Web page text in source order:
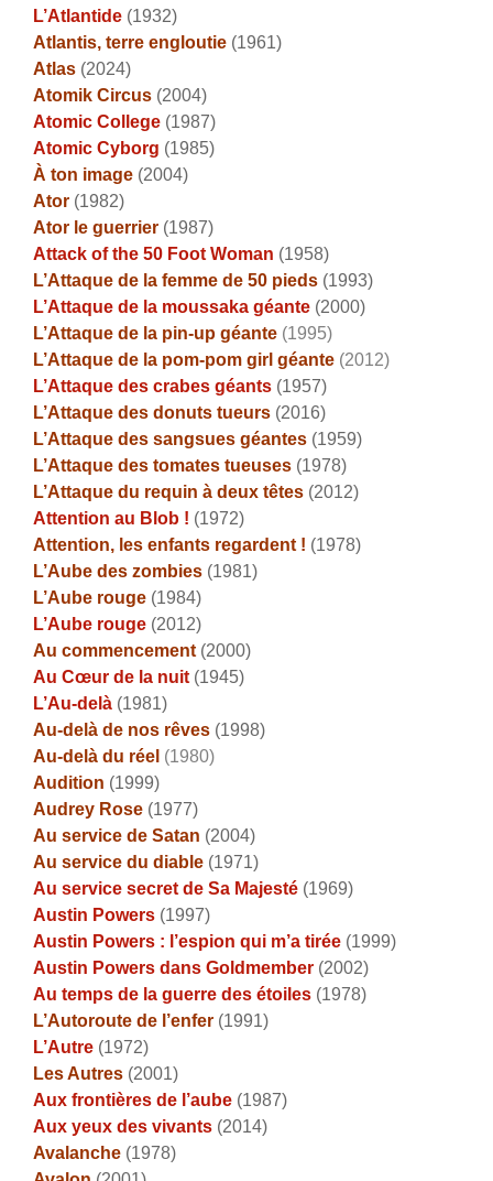
L’Atlantide (1932)
Atlantis, terre engloutie (1961)
Atlas (2024)
Atomik Circus (2004)
Atomic College (1987)
Atomic Cyborg (1985)
À ton image (2004)
Ator (1982)
Ator le guerrier (1987)
Attack of the 50 Foot Woman (1958)
L’Attaque de la femme de 50 pieds (1993)
L’Attaque de la moussaka géante (2000)
L’Attaque de la pin-up géante (1995)
L’Attaque de la pom-pom girl géante (2012)
L’Attaque des crabes géants (1957)
L’Attaque des donuts tueurs (2016)
L’Attaque des sangsues géantes (1959)
L’Attaque des tomates tueuses (1978)
L’Attaque du requin à deux têtes (2012)
Attention au Blob ! (1972)
Attention, les enfants regardent ! (1978)
L’Aube des zombies (1981)
L’Aube rouge (1984)
L’Aube rouge (2012)
Au commencement (2000)
Au Cœur de la nuit (1945)
L’Au-delà (1981)
Au-delà de nos rêves (1998)
Au-delà du réel (1980)
Audition (1999)
Audrey Rose (1977)
Au service de Satan (2004)
Au service du diable (1971)
Au service secret de Sa Majesté (1969)
Austin Powers (1997)
Austin Powers : l’espion qui m’a tirée (1999)
Austin Powers dans Goldmember (2002)
Au temps de la guerre des étoiles (1978)
L’Autoroute de l’enfer (1991)
L’Autre (1972)
Les Autres (2001)
Aux frontières de l’aube (1987)
Aux yeux des vivants (2014)
Avalanche (1978)